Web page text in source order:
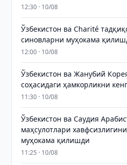
12:30 · 10/08
Ўзбекистон ва Charité
синовларни муҳокама
12:00 · 10/08
Ўзбекистон ва Жанубий
соҳасидаги ҳамкорликни
11:30 · 10/08
Ўзбекистон ва Саудия
маҳсулотлари
муҳокама қилишди
11:25 · 10/08